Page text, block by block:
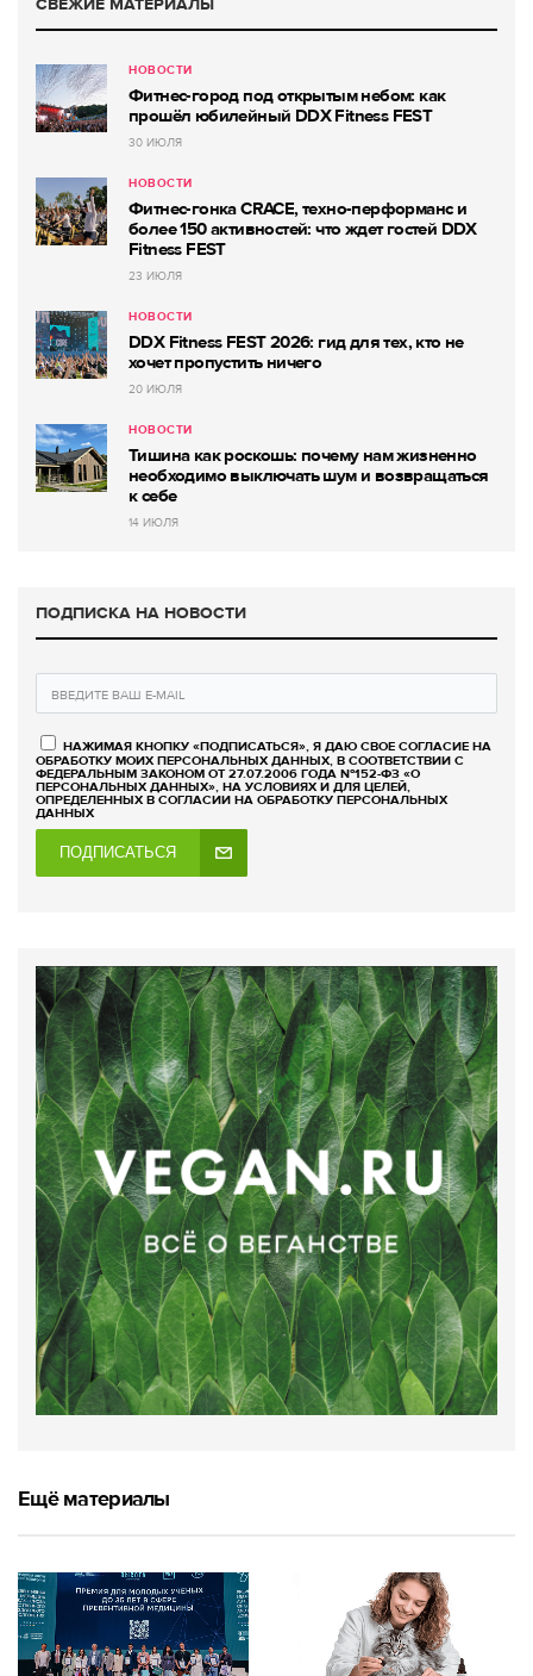
СВЕЖИЕ МАТЕРИАЛЫ
НОВОСТИ
Фитнес-город под открытым небом: как
прошёл юбилейный DDX Fitness FEST
30 ИЮЛЯ
НОВОСТИ
Фитнес-гонка CRACE, техно-перформанс и
более 150 активностей: что ждет гостей DDX
Fitness FEST
23 ИЮЛЯ
НОВОСТИ
DDX Fitness FEST 2026: гид для тех, кто не
хочет пропустить ничего
20 ИЮЛЯ
НОВОСТИ
Тишина как роскошь: почему нам жизненно
необходимо выключать шум и возвращаться
к себе
14 ИЮЛЯ
ПОДПИСКА НА НОВОСТИ
НАЖИМАЯ КНОПКУ «ПОДПИСАТЬСЯ», Я ДАЮ СВОЕ СОГЛАСИЕ НА
ОБРАБОТКУ МОИХ ПЕРСОНАЛЬНЫХ ДАННЫХ, В СООТВЕТСТВИИ С
ФЕДЕРАЛЬНЫМ ЗАКОНОМ ОТ 27.07.2006 ГОДА №152-ФЗ «О
ПЕРСОНАЛЬНЫХ ДАННЫХ», НА УСЛОВИЯХ И ДЛЯ ЦЕЛЕЙ,
ОПРЕДЕЛЕННЫХ В СОГЛАСИИ НА ОБРАБОТКУ ПЕРСОНАЛЬНЫХ
ДАННЫХ
ПОДПИСАТЬСЯ
Ещё материалы